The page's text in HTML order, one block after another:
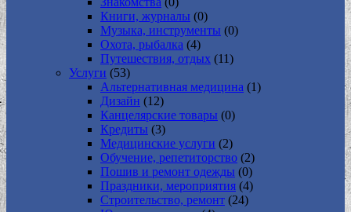
Книги, журналы (0)
Музыка, инструменты (0)
Охота, рыбалка (4)
Путешествия, отдых (11)
Услуги (53)
Альтернативная медицина (1)
Дизайн (12)
Канцелярские товары (0)
Кредиты (3)
Медицинские услуги (2)
Обучение, репетиторство (2)
Пошив и ремонт одежды (0)
Праздники, мероприятия (4)
Строительство, ремонт (24)